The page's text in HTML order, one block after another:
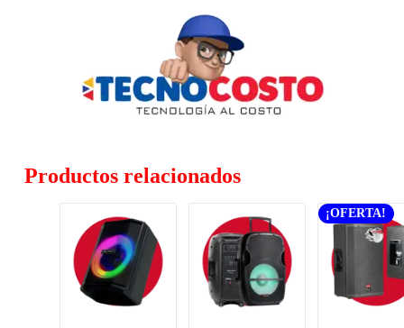
Productos relacionados
¡OFERTA!